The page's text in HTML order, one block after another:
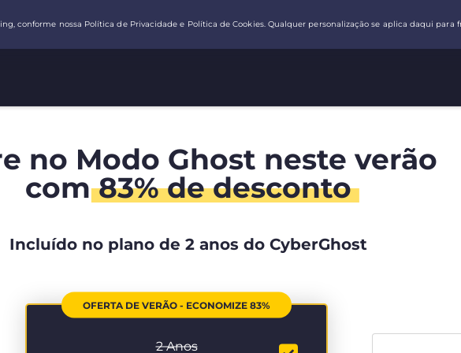
no Modo Ghost neste verão
com83% de desconto
Incluído no plano de 2 anos do CyberGhost
OFERTA DE VERÃO - ECONOMIZE 83%
2 Anos